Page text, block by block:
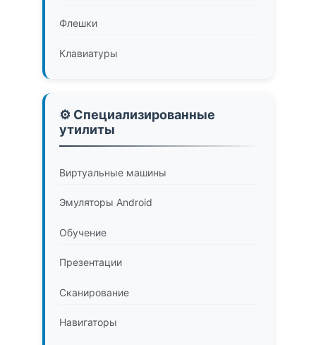
Флешки
Клавиатуры
⚙️ Специализированные
утилиты
Виртуальные машины
Эмуляторы Android
Обучение
Презентации
Сканирование
Навигаторы